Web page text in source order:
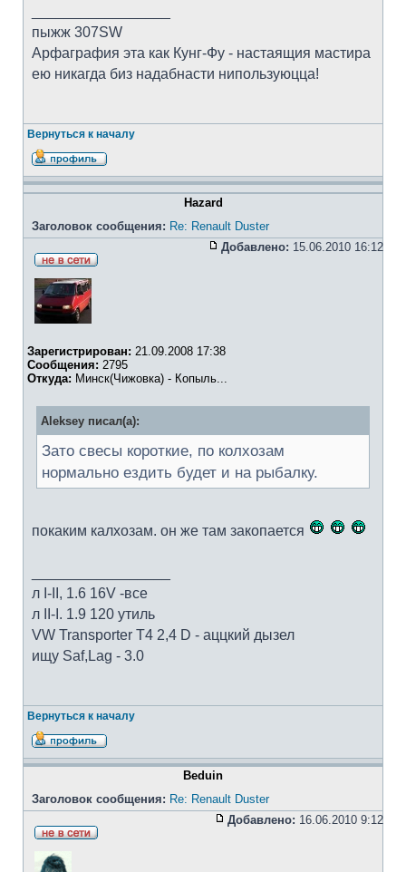
пыжж 307SW
Арфаграфия эта как Кунг-Фу - настаящия мастира
ею никагда биз надабнасти нипользуюцца!
Вернуться к началу
Hazard
Заголовок сообщения: Re: Renault Duster
Добавлено: 15.06.2010 16:12
Зарегистрирован: 21.09.2008 17:38
Сообщения: 2795
Откуда: Минск(Чижовка) - Копыль...
Aleksey писал(а):
Зато свесы короткие, по колхозам
нормально ездить будет и на рыбалку.
покаким калхозам. он же там закопается
л I-II, 1.6 16V -все
л II-I. 1.9 120 утиль
VW Transporter T4 2,4 D - аццкий дызел
ищу Saf,Lag - 3.0
Вернуться к началу
Beduin
Заголовок сообщения: Re: Renault Duster
Добавлено: 16.06.2010 9:12